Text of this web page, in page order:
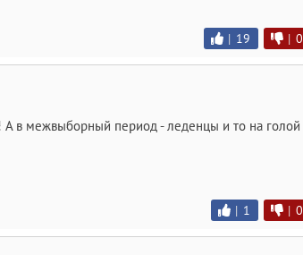
| 19 | 0
в межвыборный период - леденцы и то на голой
| 1 | 0